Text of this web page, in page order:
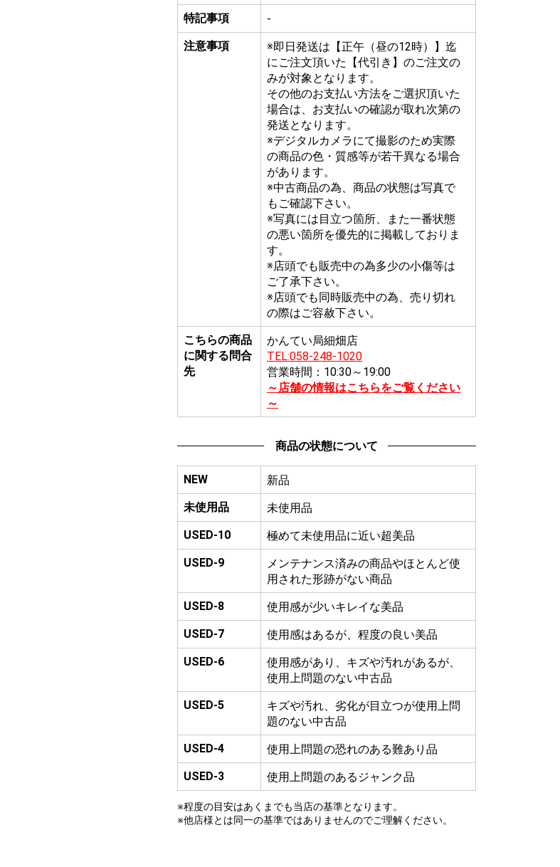
特記事項
-
注意事項
※即日発送は【正午（昼の12時）】迄
にご注文頂いた【代引き】のご注文の
みが対象となります。
その他のお支払い方法をご選択頂いた
場合は、お支払いの確認が取れ次第の
発送となります。
※デジタルカメラにて撮影のため実際
の商品の色・質感等が若干異なる場合
があります。
※中古商品の為、商品の状態は写真で
もご確認下さい。
※写真には目立つ箇所、また一番状態
の悪い箇所を優先的に掲載しておりま
す。
※店頭でも販売中の為多少の小傷等は
ご了承下さい。
※店頭でも同時販売中の為、売り切れ
の際はご容赦下さい。
こちらの商品
に関する問合
先
かんてい局細畑店
TEL:058-248-1020
営業時間：10:30～19:00
～店舗の情報はこちらをご覧ください
～
商品の状態について
NEW
新品
未使用品
未使用品
USED-10
極めて未使用品に近い超美品
USED-9
メンテナンス済みの商品やほとんど使
用された形跡がない商品
USED-8
使用感が少いキレイな美品
USED-7
使用感はあるが、程度の良い美品
USED-6
使用感があり、キズや汚れがあるが、
使用上問題のない中古品
USED-5
キズや汚れ、劣化が目立つが使用上問
題のない中古品
USED-4
使用上問題の恐れのある難あり品
USED-3
使用上問題のあるジャンク品
※程度の目安はあくまでも当店の基準となります。
※他店様とは同一の基準ではありませんのでご理解ください。